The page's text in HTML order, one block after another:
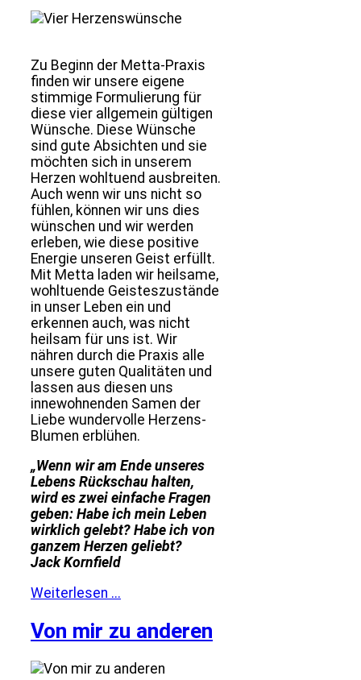
Zu Beginn der Metta-Praxis
finden wir unsere eigene
stimmige Formulierung für
diese vier allgemein gültigen
Wünsche. Diese Wünsche
sind gute Absichten und sie
möchten sich in unserem
Herzen wohltuend ausbreiten.
Auch wenn wir uns nicht so
fühlen, können wir uns dies
wünschen und wir werden
erleben, wie diese positive
Energie unseren Geist erfüllt.
Mit Metta laden wir heilsame,
wohltuende Geisteszustände
in unser Leben ein und
erkennen auch, was nicht
heilsam für uns ist. Wir
nähren durch die Praxis alle
unsere guten Qualitäten und
lassen aus diesen uns
innewohnenden Samen der
Liebe wundervolle Herzens-
Blumen erblühen.
„Wenn wir am Ende unseres
Lebens Rückschau halten,
wird es zwei einfache Fragen
geben: Habe ich mein Leben
wirklich gelebt? Habe ich von
ganzem Herzen geliebt?
Jack Kornfield
Weiterlesen ...
Von mir zu anderen